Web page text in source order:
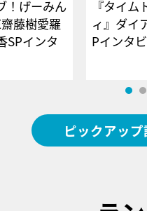
！げーみん
藤樹愛羅
SPインタ
『タイ
ィ』ダイ
Pイン
ピックアッ